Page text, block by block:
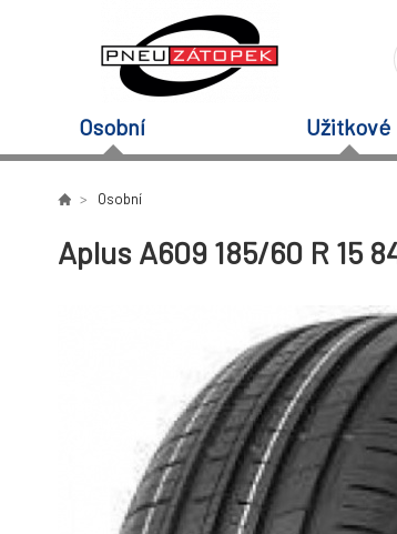
Osobní Užitkové
Osobní
Aplus A609 185/60 R 15